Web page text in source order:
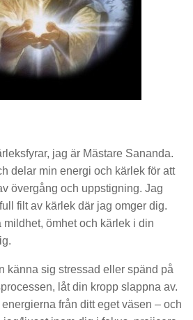
jag är Mästare Sananda.
delar min energi och kärlek för att
övergång och uppstigning. Jag
filt av kärlek där jag omger dig.
mildhet, ömhet och kärlek i din
känna sig stressad eller spänd på
låt din kropp slappna av.
från ditt eget väsen – och